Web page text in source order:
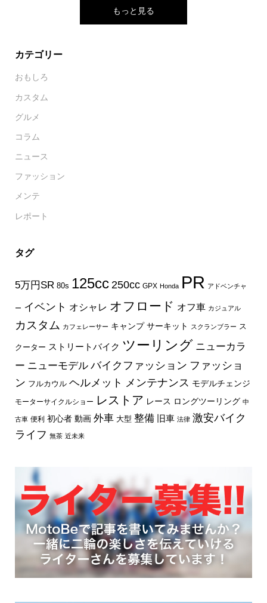
もっと見る
カテゴリー
おもしろ
カスタム
グルメ
コラム
ニュース
ファッション
メンテ
レポート
タグ
5万円SR 80s 125cc 250cc GPX Honda PR アドベンチャ
ー イベント オシャレ オフロード オフ車 カジュアル
カスタム カフェレーサー キャンプ サーキット スクランブラー ス
クーター ストリートバイク ツーリング ニューカラ
ー ニューモデル バイクファッション ファッショ
ン フルカウル ヘルメット メンテナンス モデルチェンジ
モーターサイクルショー レストア レース ロングツーリング 中
古車 便利 初心者 動画 外車 大型 整備 旧車 法律 激安バイク
ライフ 無茶 近未来